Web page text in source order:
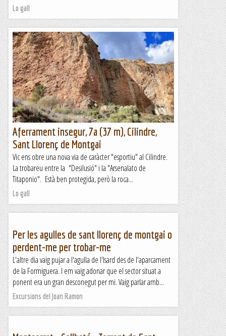
Lo gall
Aferrament insegur, 7a (37 m), Cilindre,
Sant Llorenç de Montgai
Vic ens obre una nova via de caràcter "esportiu" al Cilindre.
La trobareu entre la "Desilusió" i la "Arsenalato de
Titaponio". Està ben protegida, però la roca...
Lo gall
Per les agulles de sant llorenç de montgai o
perdent-me per trobar-me
L'altre dia vaig pujar a l'agulla de l'Isard des de l'aparcament
de la Formiguera. I em vaig adonar que el sector situat a
ponent era un gran desconegut per mi. Vaig parlar amb...
Excursions del Joan Ramon